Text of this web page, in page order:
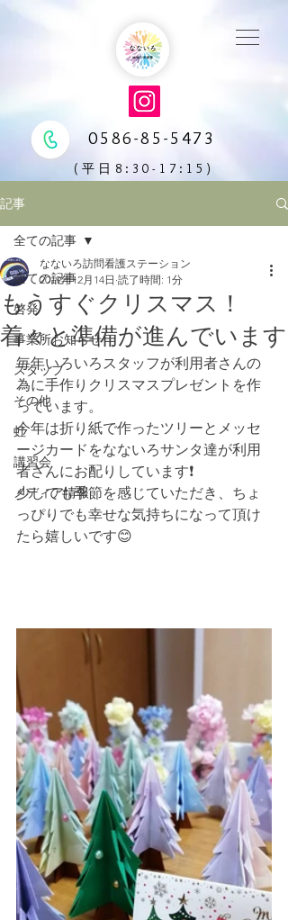
0586-85-5473
(平日8:30-17:15)
記事
全ての記事
啓発
事業所お知らせ
スタッフ
その他
虹
講習会
メディア情報
全ての記事
もうすぐクリスマス！
着々と準備が進んでいます
なないろ訪問看護ステーション
2019年12月14日 読了時間: 1分
毎年いろいろスタッフが利用者さんの
為に手作りクリスマスプレゼントを作
っています。
今年は折り紙で作ったツリーとメッセ
ージカードをなないろサンタ達が利用
者さんにお配りしています❗️
少しでも季節を感じていただき、ちょ
っぴりでも幸せな気持ちになって頂け
たら嬉しいです😊